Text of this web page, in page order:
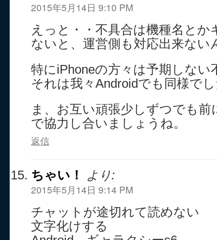
2015年5月14日 9:10 PM
えっと・・不具合は機種名と
ないと、運営側も対応出来ない
特にiPhoneの方々は予期しない
それは我々Androidでも同様で
ま、お互い頑張少しずつでも
で協力し合いましょうね。
返信
ちゃい！ より:
2015年5月14日 9:14 PM
チャットが途切れて読めない
文字化けする